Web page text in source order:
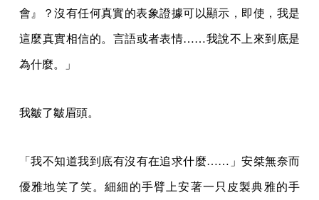
會』？沒有任何真實的表象證據可以顯示，即使，我是
這麼真實相信的。言語或者表情……我說不上來到底是
為什麼。」
我皺了皺眉頭。
「我不知道我到底有沒有在追求什麼……」安桀無奈而
優雅地笑了笑。細細的手臂上安著一只皮製典雅的手